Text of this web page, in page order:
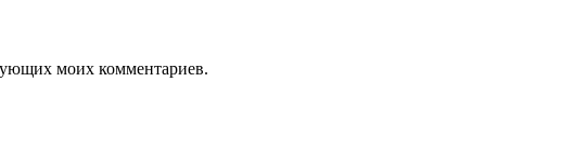
моих комментариев.